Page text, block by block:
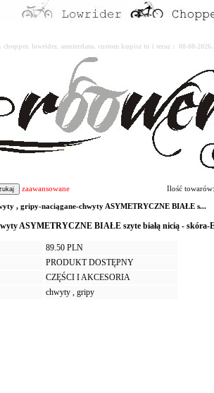
chopper, lowrider, amsterdam, custom kupisz tu i teraz : 08-08-
zaawansowane Ilość
, gripy-naciągane-chwyty ASYMETRYCZNE BIAŁE s...
ASYMETRYCZNE BIAŁE szyte białą nicią - skóra-
89.50 PLN
PRODUKT DOSTĘPNY
CZĘŚCI I AKCESORIA
chwyty , gripy